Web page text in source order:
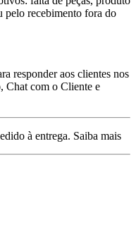
pelo recebimento fora do
responder aos clientes nos
Chat com o Cliente e
à entrega. Saiba mais